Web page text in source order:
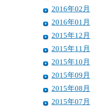
2016年02月
2016年01月
2015年12月
2015年11月
2015年10月
2015年09月
2015年08月
2015年07月